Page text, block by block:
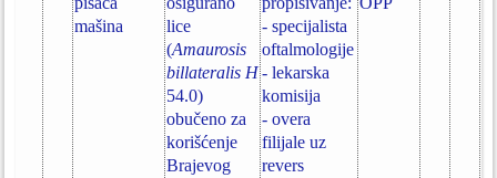
mašina
lice
(Amaurosis
billateralis H
54.0)
obučeno za
korišćenje
Brajevog
- specijalista
oftalmologije
- lekarska
komisija
- overa
filijale uz
revers